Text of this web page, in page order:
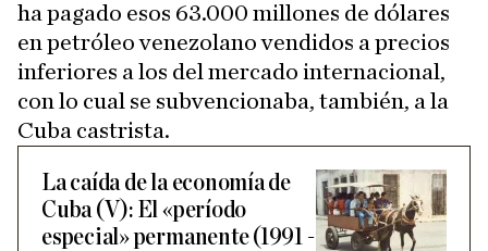
ha pagado esos 63.000 millones de dólares
en petróleo venezolano vendidos a precios
inferiores a los del mercado internacional,
con lo cual se subvencionaba, también, a la
Cuba castrista.
La caída de la economía de
Cuba (V): El «período
especial» permanente (1991 -